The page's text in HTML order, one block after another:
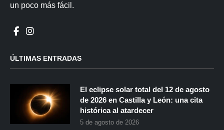
un poco más fácil.
ÚLTIMAS ENTRADAS
El eclipse solar total del 12 de agosto
de 2026 en Castilla y León: una cita
histórica al atardecer
5 de agosto de 2026